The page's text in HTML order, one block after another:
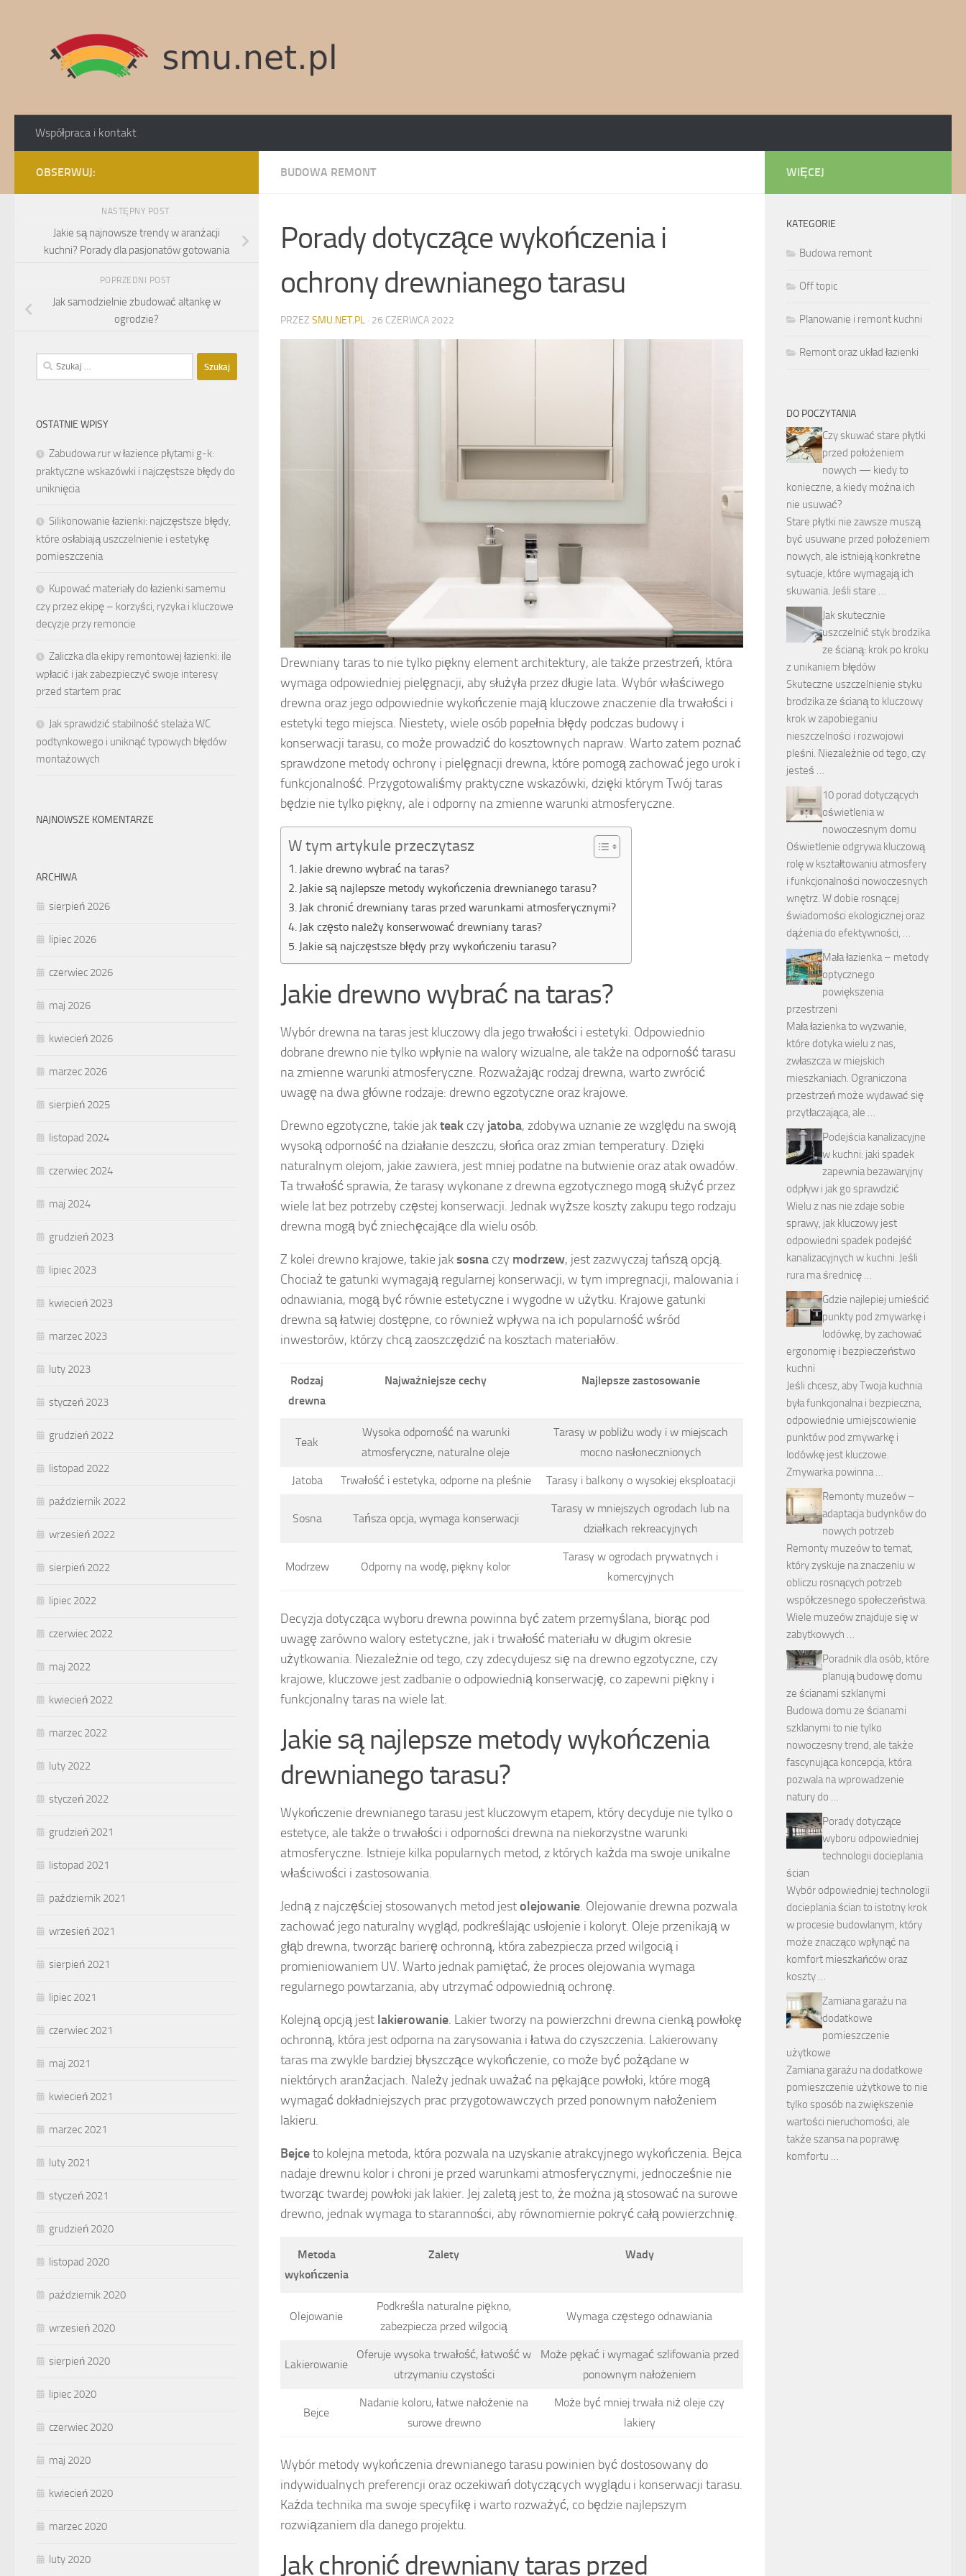
Współpraca i kontakt
BUDOWA REMONT
Porady dotyczące wykończenia i
ochrony drewnianego tarasu
PRZEZ SMU.NET.PL · 26 CZERWCA 2022
Drewniany taras to nie tylko piękny element architektury, ale także przestrzeń, która
wymaga odpowiedniej pielęgnacji, aby służyła przez długie lata. Wybór właściwego
drewna oraz jego odpowiednie wykończenie mają kluczowe znaczenie dla trwałości i
estetyki tego miejsca. Niestety, wiele osób popełnia błędy podczas budowy i
konserwacji tarasu, co może prowadzić do kosztownych napraw. Warto zatem poznać
sprawdzone metody ochrony i pielęgnacji drewna, które pomogą zachować jego urok i
funkcjonalność. Przygotowaliśmy praktyczne wskazówki, dzięki którym Twój taras
będzie nie tylko piękny, ale i odporny na zmienne warunki atmosferyczne.
W tym artykule przeczytasz
Jakie drewno wybrać na taras?
Jakie są najlepsze metody wykończenia drewnianego tarasu?
Jak chronić drewniany taras przed warunkami atmosferycznymi?
Jak często należy konserwować drewniany taras?
Jakie są najczęstsze błędy przy wykończeniu tarasu?
Jakie drewno wybrać na taras?
Wybór drewna na taras jest kluczowy dla jego trwałości i estetyki. Odpowiednio
dobrane drewno nie tylko wpłynie na walory wizualne, ale także na odporność tarasu
na zmienne warunki atmosferyczne. Rozważając rodzaj drewna, warto zwrócić
uwagę na dwa główne rodzaje: drewno egzotyczne oraz krajowe.
Drewno egzotyczne, takie jakteak czy jatoba, zdobywa uznanie ze względu na swoją
wysoką odporność na działanie deszczu, słońca oraz zmian temperatury. Dzięki
naturalnym olejom, jakie zawiera, jest mniej podatne na butwienie oraz atak owadów.
Ta trwałość sprawia, że tarasy wykonane z drewna egzotycznego mogą służyć przez
wiele lat bez potrzeby częstej konserwacji. Jednak wyższe koszty zakupu tego rodzaju
drewna mogą być zniechęcające dla wielu osób.
Z kolei drewno krajowe, takie jaksosna czy modrzew, jest zazwyczaj tańszą opcją.
Chociaż te gatunki wymagają regularnej konserwacji, w tym impregnacji, malowania i
odnawiania, mogą być równie estetyczne i wygodne w użytku. Krajowe gatunki
drewna są łatwiej dostępne, co również wpływa na ich popularność wśród
inwestorów, którzy chcą zaoszczędzić na kosztach materiałów.
Rodzaj
drewna
Najważniejsze cechy Najlepsze zastosowanie
Teak
Wysoka odporność na warunki
atmosferyczne, naturalne oleje
Tarasy w pobliżu wody i w miejscach
mocno nasłonecznionych
Jatoba Trwałość i estetyka, odporne na pleśnie Tarasy i balkony o wysokiej eksploatacji
Sosna Tańsza opcja, wymaga konserwacji
Tarasy w mniejszych ogrodach lub na
działkach rekreacyjnych
Modrzew Odporny na wodę, piękny kolor
Tarasy w ogrodach prywatnych i
komercyjnych
Decyzja dotycząca wyboru drewna powinna być zatem przemyślana, biorąc pod
uwagę zarówno walory estetyczne, jak i trwałość materiału w długim okresie
użytkowania. Niezależnie od tego, czy zdecydujesz się na drewno egzotyczne, czy
krajowe, kluczowe jest zadbanie o odpowiednią konserwację, co zapewni piękny i
funkcjonalny taras na wiele lat.
Jakie są najlepsze metody wykończenia
drewnianego tarasu?
Wykończenie drewnianego tarasu jest kluczowym etapem, który decyduje nie tylko o
estetyce, ale także o trwałości i odporności drewna na niekorzystne warunki
atmosferyczne. Istnieje kilka popularnych metod, z których każda ma swoje unikalne
właściwości i zastosowania.
Jedną z najczęściej stosowanych metod jestolejowanie. Olejowanie drewna pozwala
zachować jego naturalny wygląd, podkreślając usłojenie i koloryt. Oleje przenikają w
głąb drewna, tworząc barierę ochronną, która zabezpiecza przed wilgocią i
promieniowaniem UV. Warto jednak pamiętać, że proces olejowania wymaga
regularnego powtarzania, aby utrzymać odpowiednią ochronę.
Kolejną opcją jest lakierowanie. Lakier tworzy na powierzchni drewna cienką powłokę
ochronną, która jest odporna na zarysowania i łatwa do czyszczenia. Lakierowany
taras ma zwykle bardziej błyszczące wykończenie, co może być pożądane w
niektórych aranżacjach. Należy jednak uważać na pękające powłoki, które mogą
wymagać dokładniejszych prac przygotowawczych przed ponownym nałożeniem
lakieru.
Bejceto kolejna metoda, która pozwala na uzyskanie atrakcyjnego wykończenia. Bejca
nadaje drewnu kolor i chroni je przed warunkami atmosferycznymi, jednocześnie nie
tworząc twardej powłoki jak lakier. Jej zaletą jest to, że można ją stosować na surowe
drewno, jednak wymaga to staranności, aby równomiernie pokryć całą powierzchnię.
Metoda
wykończenia
Zalety Wady
Olejowanie
Podkreśla naturalne piękno,
zabezpiecza przed wilgocią
Wymaga częstego odnawiania
Lakierowanie
Oferuje wysoka trwałość, łatwość w
utrzymaniu czystości
Może pękać i wymagać szlifowania przed
ponownym nałożeniem
Bejce
Nadanie koloru, łatwe nałożenie na
surowe drewno
Może być mniej trwała niż oleje czy
lakiery
Wybór metody wykończenia drewnianego tarasu powinien być dostosowany do
indywidualnych preferencji oraz oczekiwań dotyczących wyglądu i konserwacji tarasu.
Każda technika ma swoje specyfikę i warto rozważyć, co będzie najlepszym
rozwiązaniem dla danego projektu.
Jak chronić drewniany taras przed
OBSERWUJ:
NASTĘPNY POST
Jakie są najnowsze trendy w aranżacji
kuchni? Porady dla pasjonatów gotowania
POPRZEDNI POST
Jak samodzielnie zbudować altankę w
ogrodzie?
Szukaj:
OSTATNIE WPISY
Zabudowa rur w łazience płytami g-k:
praktyczne wskazówki i najczęstsze błędy do
uniknięcia
Silikonowanie łazienki: najczęstsze błędy,
które osłabiają uszczelnienie i estetykę
pomieszczenia
Kupować materiały do łazienki samemu
czy przez ekipę – korzyści, ryzyka i kluczowe
decyzje przy remoncie
Zaliczka dla ekipy remontowej łazienki: ile
wpłacić i jak zabezpieczyć swoje interesy
przed startem prac
Jak sprawdzić stabilność stelaża WC
podtynkowego i uniknąć typowych błędów
montażowych
NAJNOWSZE KOMENTARZE
ARCHIWA
sierpień 2026
lipiec 2026
czerwiec 2026
maj 2026
kwiecień 2026
marzec 2026
sierpień 2025
listopad 2024
czerwiec 2024
maj 2024
grudzień 2023
lipiec 2023
kwiecień 2023
marzec 2023
luty 2023
styczeń 2023
grudzień 2022
listopad 2022
październik 2022
wrzesień 2022
sierpień 2022
lipiec 2022
czerwiec 2022
maj 2022
kwiecień 2022
marzec 2022
luty 2022
styczeń 2022
grudzień 2021
listopad 2021
październik 2021
wrzesień 2021
sierpień 2021
lipiec 2021
czerwiec 2021
maj 2021
kwiecień 2021
marzec 2021
luty 2021
styczeń 2021
grudzień 2020
listopad 2020
październik 2020
wrzesień 2020
sierpień 2020
lipiec 2020
czerwiec 2020
maj 2020
kwiecień 2020
marzec 2020
luty 2020
WIĘCEJ
KATEGORIE
Budowa remont
Off topic
Planowanie i remont kuchni
Remont oraz układ łazienki
DO POCZYTANIA
Czy skuwać stare płytki
przed położeniem
nowych — kiedy to
konieczne, a kiedy można ich
nie usuwać?
Stare płytki nie zawsze muszą
być usuwane przed położeniem
nowych, ale istnieją konkretne
sytuacje, które wymagają ich
skuwania. Jeśli stare …
Jak skutecznie
uszczelnić styk brodzika
ze ścianą: krok po kroku
z unikaniem błędów
Skuteczne uszczelnienie styku
brodzika ze ścianą to kluczowy
krok w zapobieganiu
nieszczelności i rozwojowi
pleśni. Niezależnie od tego, czy
jesteś …
10 porad dotyczących
oświetlenia w
nowoczesnym domu
Oświetlenie odgrywa kluczową
rolę w kształtowaniu atmosfery
i funkcjonalności nowoczesnych
wnętrz. W dobie rosnącej
świadomości ekologicznej oraz
dążenia do efektywności, …
Mała łazienka – metody
optycznego
powiększenia
przestrzeni
Mała łazienka to wyzwanie,
które dotyka wielu z nas,
zwłaszcza w miejskich
mieszkaniach. Ograniczona
przestrzeń może wydawać się
przytłaczająca, ale …
Podejścia kanalizacyjne
w kuchni: jaki spadek
zapewnia bezawaryjny
odpływ i jak go sprawdzić
Wielu z nas nie zdaje sobie
sprawy, jak kluczowy jest
odpowiedni spadek podejść
kanalizacyjnych w kuchni. Jeśli
rura ma średnicę …
Gdzie najlepiej umieścić
punkty pod zmywarkę i
lodówkę, by zachować
ergonomię i bezpieczeństwo
kuchni
Jeśli chcesz, aby Twoja kuchnia
była funkcjonalna i bezpieczna,
odpowiednie umiejscowienie
punktów pod zmywarkę i
lodówkę jest kluczowe.
Zmywarka powinna …
Remonty muzeów –
adaptacja budynków do
nowych potrzeb
Remonty muzeów to temat,
który zyskuje na znaczeniu w
obliczu rosnących potrzeb
współczesnego społeczeństwa.
Wiele muzeów znajduje się w
zabytkowych …
Poradnik dla osób, które
planują budowę domu
ze ścianami szklanymi
Budowa domu ze ścianami
szklanymi to nie tylko
nowoczesny trend, ale także
fascynująca koncepcja, która
pozwala na wprowadzenie
natury do …
Porady dotyczące
wyboru odpowiedniej
technologii docieplania
ścian
Wybór odpowiedniej technologii
docieplania ścian to istotny krok
w procesie budowlanym, który
może znacząco wpłynąć na
komfort mieszkańców oraz
koszty …
Zamiana garażu na
dodatkowe
pomieszczenie
użytkowe
Zamiana garażu na dodatkowe
pomieszczenie użytkowe to nie
tylko sposób na zwiększenie
wartości nieruchomości, ale
także szansa na poprawę
komfortu …